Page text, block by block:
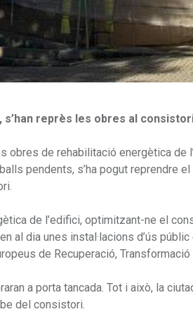
reprès les obres al
obres de rehabilitació energètica de
pendents, s’ha pogut reprendre
de l’edifici, optimitzant-ne el
al dia unes instal·lacions d’ús
de Recuperació, Transformació
a porta tancada. Tot i això, la
del consistori.